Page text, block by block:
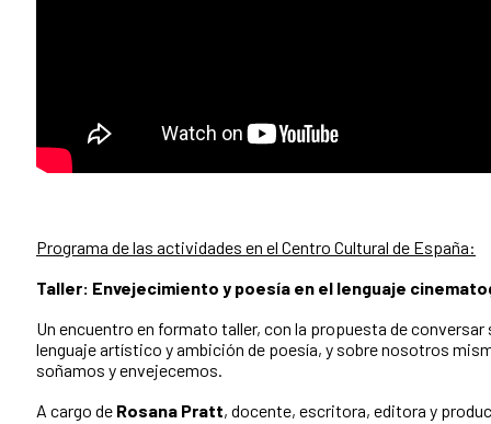
Programa de las actividades en el Centro Cultural de España:
Taller: Envejecimiento y poesía en el lenguaje
Un encuentro en formato taller, con la propuesta de conversar
lenguaje artístico y ambición de poesía, y sobre nosotros
soñamos y envejecemos.
A cargo de Rosana Pratt, docente, escritora, editora y